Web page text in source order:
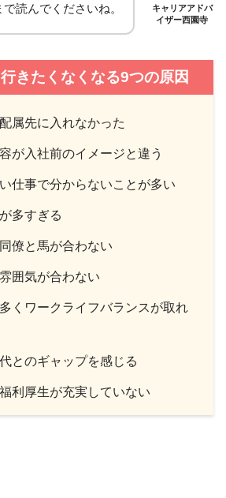
読んでくださいね。
キャリアアドバ
イザー西園寺
きたくなくなる9つの原因
属先に入れなかった
が入社前のイメージと違う
仕事で分からないことが多い
多すぎる
僚と馬が合わない
囲気が合わない
くワークライフバランスが取れ
とのギャップを感じる
利厚生が充実していない